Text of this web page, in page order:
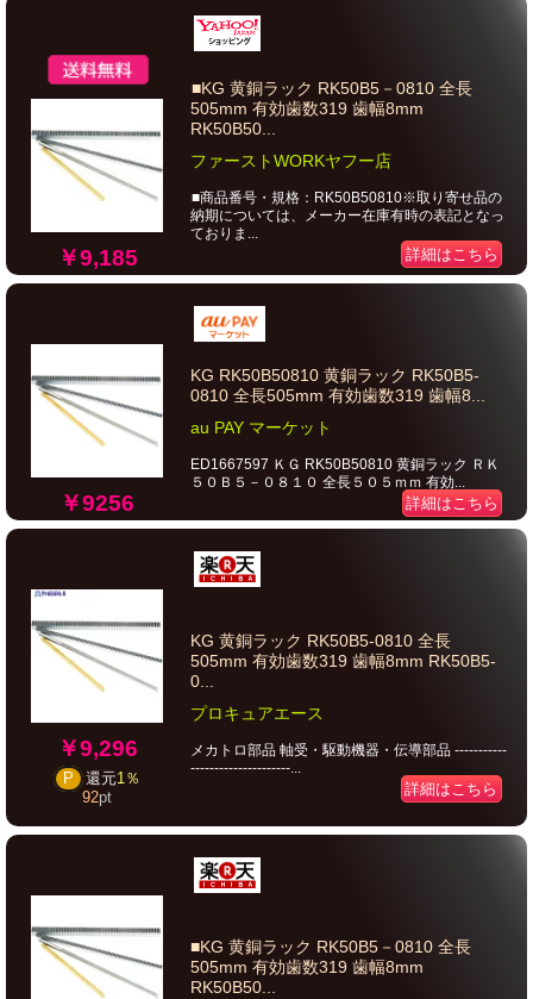
￥9,185
■KG 黄銅ラック RK50B5－0810 全長
505mm 有効歯数319 歯幅8mm
RK50B50...
ファーストWORKヤフー店
■商品番号・規格：RK50B50810※取り寄せ品の
納期については、メーカー在庫有時の表記となっ
ておりま...
詳細はこちら
￥9256
KG RK50B50810 黄銅ラック RK50B5-
0810 全長505mm 有効歯数319 歯幅8...
au PAY マーケット
ED1667597 ＫＧ RK50B50810 黄銅ラック ＲＫ
５０Ｂ５－０８１０ 全長５０５ｍｍ 有効...
詳細はこちら
￥9,296
P 還元1％
92pt
KG 黄銅ラック RK50B5-0810 全長
505mm 有効歯数319 歯幅8mm RK50B5-
0...
プロキュアエース
メカトロ部品 軸受・駆動機器・伝導部品 -----------
---------------------...
詳細はこちら
■KG 黄銅ラック RK50B5－0810 全長
505mm 有効歯数319 歯幅8mm
RK50B50...